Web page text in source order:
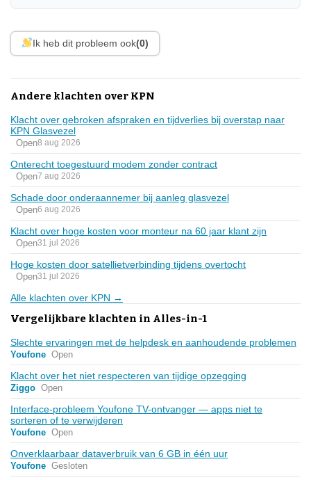
Ik heb dit probleem ook(0)
Andere klachten over KPN
Klacht over gebroken afspraken en tijdverlies bij overstap naar
KPN Glasvezel
Open8 aug 2026
Onterecht toegestuurd modem zonder contract
Open7 aug 2026
Schade door onderaannemer bij aanleg glasvezel
Open6 aug 2026
Klacht over hoge kosten voor monteur na 60 jaar klant zijn
Open31 jul 2026
Hoge kosten door satellietverbinding tijdens overtocht
Open31 jul 2026
Alle klachten over KPN →
Vergelijkbare klachten in Alles-in-1
Slechte ervaringen met de helpdesk en aanhoudende problemen
Youfone Open
Klacht over het niet respecteren van tijdige opzegging
Ziggo Open
Interface-probleem Youfone TV-ontvanger — apps niet te
sorteren of te verwijderen
Youfone Open
Onverklaarbaar dataverbruik van 6 GB in één uur
Youfone Gesloten